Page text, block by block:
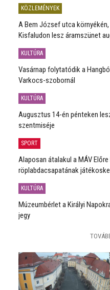
KÖZLEMÉNYEK
A Bem József utca
Kisfaludon lesz áramszünet
KULTÚRA
Vasárnap folytatódik a
Varkocs-szobornál
KULTÚRA
Augusztus 14-én pénteken
szentmiséje
SPORT
Alaposan átalakul a MÁV
röplabdacsapatának
KULTÚRA
Múzeumbérlet a Királyi
jegy